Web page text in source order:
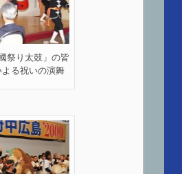
祭り太鼓」の皆
よる祝いの演舞